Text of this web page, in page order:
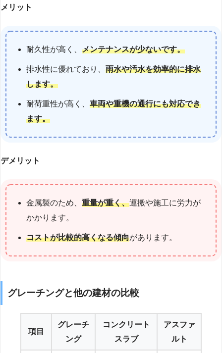
メリット
耐久性が高く、 メンテナンスが少ないです。
排水性に優れており、 雨水や汚水を効率的に排水
します。
耐荷重性が高く、 車両や重機の通行にも対応でき
ます。
デメリット
金属製のため、 重量が重く、運搬や施工に労力が
かかります。
コストが比較的高くなる傾向があります。
グレーチングと他の建材の比較
項目
グレーチ
ング
コンクリート
スラブ
アスファ
ルト